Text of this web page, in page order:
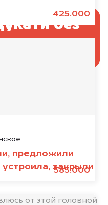
425.000
585.000
предложили
закрыли
от этой головной
без